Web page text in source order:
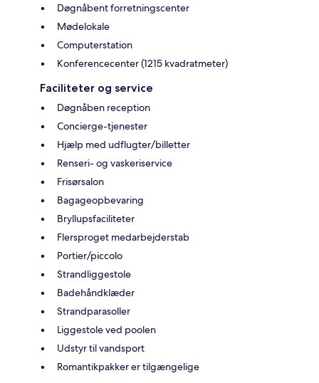
Døgnåbent forretningscenter
Mødelokale
Computerstation
Konferencecenter (1215 kvadratmeter)
Faciliteter og service
Døgnåben reception
Concierge-tjenester
Hjælp med udflugter/billetter
Renseri- og vaskeriservice
Frisørsalon
Bagageopbevaring
Bryllupsfaciliteter
Flersproget medarbejderstab
Portier/piccolo
Strandliggestole
Badehåndklæder
Strandparasoller
Liggestole ved poolen
Udstyr til vandsport
Romantikpakker er tilgængelige